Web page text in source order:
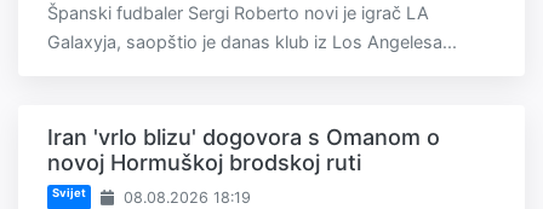
Španski fudbaler Sergi Roberto novi je igrač LA
Galaxyja, saopštio je danas klub iz Los Angelesa...
Iran 'vrlo blizu' dogovora s Omanom o
novoj Hormuškoj brodskoj ruti
Svijet 08.08.2026 18:19